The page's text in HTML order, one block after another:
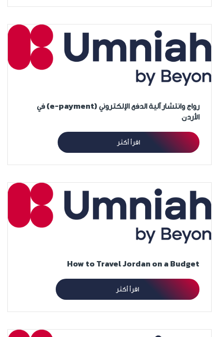
رواج وانتشار آلية الدفع الإلكتروني (e-payment) في
الأردن
اقرأ أكثر
How to Travel Jordan on a Budget
اقرأ أكثر